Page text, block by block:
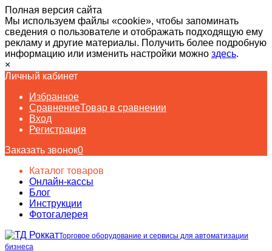
Полная версия сайта
Мы используем файлы «cookie», чтобы запоминать
сведения о пользователе и отображать подходящую ему
рекламу и другие материалы. Получить более подробную
информацию или изменить настройки можно здесь.
×
Личный кабинет
Избранное
СравнениеТовар в сравнении
Вход
Регистрация
Заказать звонок0
Каталог товаров
Онлайн-кассы
Блог
Инструкции
Фотогалерея
Торговое оборудование и сервисы для автоматизации
бизнеса